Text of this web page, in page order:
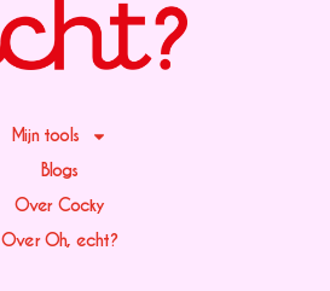
Mijn tools
Blogs
Over Cocky
Over Oh, echt?